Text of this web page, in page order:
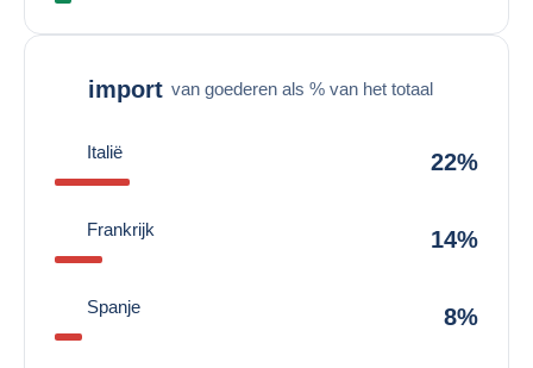
import van goederen als % van het totaal
Italië 22%
Frankrijk 14%
Spanje 8%